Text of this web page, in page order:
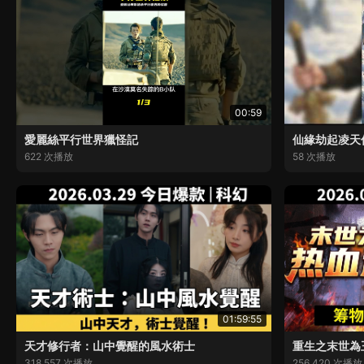
00:59
愛麗絲平行世界獵怪記
622 次播放
仙緣劫起凌
58 次播放
01:59:55
天才修行者：山中覺醒的風水術士 重生之末世